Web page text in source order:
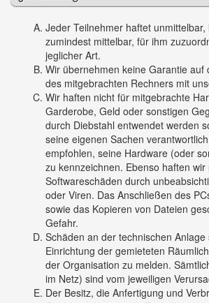
Jeder Teilnehmer haftet unmittelbar,
zumindest mittelbar, für ihm
jeglicher Art.
Wir übernehmen keine Garantie auf
des mitgebrachten Rechners mit
Wir haften nicht für mitgebrachte
Garderobe, Geld oder sonstigen
durch Diebstahl entwendet werden
seine eigenen Sachen
empfohlen, seine Hardware (oder
zu kennzeichnen. Ebenso haften wir
Softwareschäden durch
oder Viren. Das Anschließen des
sowie das Kopieren von Dateien
Gefahr.
Schäden an der technischen Anlage
Einrichtung der gemieteten
der Organisation zu melden.
im Netz) sind vom jeweiligen
Der Besitz, die Anfertigung und